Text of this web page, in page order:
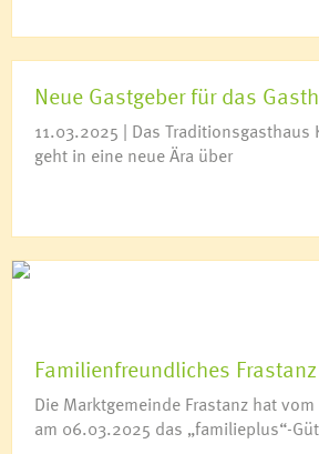
Neue Gastgeber für das
11.03.2025 | Das Traditionsgasthaus
geht in eine neue Ära über
Familienfreundliches Frastanz
Die Marktgemeinde Frastanz hat
am 06.03.2025 das „familieplus“-